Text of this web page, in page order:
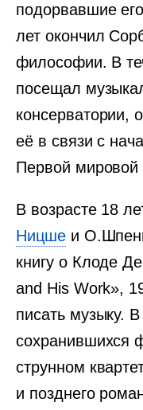
подорвавшие
лет окончил
философии. В
посещал
консерватории,
её в связи с
Первой мировой
В возрасте 18
Ницшеи
книгу о Клоде
and His Work»,
писать музыку.
сохранившихся
струнном
и позднего